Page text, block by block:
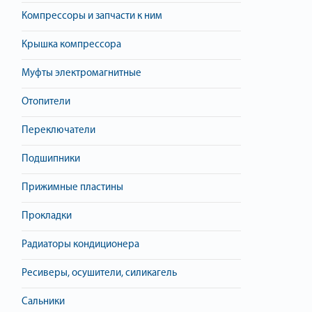
Компрессоры и запчасти к ним
Крышка компрессора
Муфты электромагнитные
Отопители
Переключатели
Подшипники
Прижимные пластины
Прокладки
Радиаторы кондиционера
Ресиверы, осушители, силикагель
Сальники